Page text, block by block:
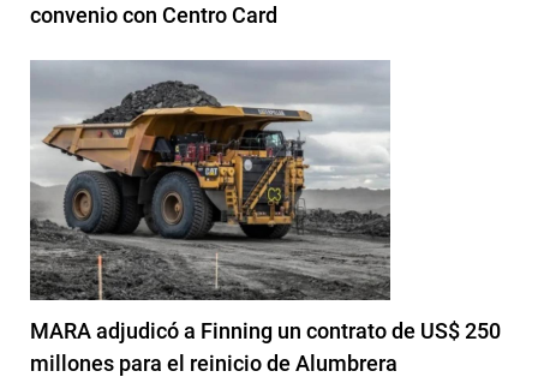
convenio con Centro Card
MARA adjudicó a Finning un contrato de US$ 250
millones para el reinicio de Alumbrera